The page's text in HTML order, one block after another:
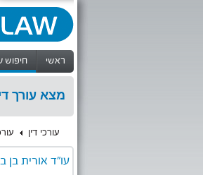
ראשי חיפוש
מצא עורך
עורכי דין
עו"ד אורית בן